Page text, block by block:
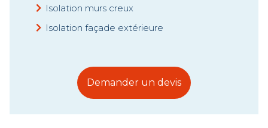
Isolation murs creux
Isolation façade extérieure
Demander un devis